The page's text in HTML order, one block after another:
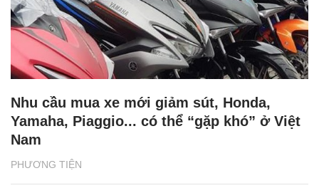
PHƯƠNG TIỆN
Nhu cầu mua xe mới giảm sút, Honda,
Yamaha, Piaggio... có thể “gặp khó” ở Việt
Nam